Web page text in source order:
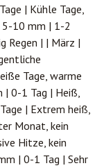
| Kühle Tage,
5-10 mm | 1-2
Regen | | März |
Tage, warme
| 0-1 Tag | Heiß,
| Extrem heiß,
Monat, kein
Hitze, kein
| 0-1 Tag | Sehr